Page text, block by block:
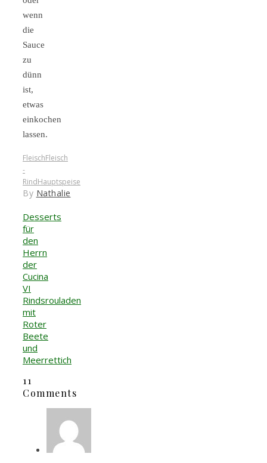
wenn
die
Sauce
zu
dünn
ist,
etwas
einkochen
lassen.
FleischFleisch
-
RindHauptspeise
By Nathalie
Desserts
für
den
Herrn
der
Cucina
VI
Rindsrouladen
mit
Roter
Beete
und
Meerrettich
11
Comments